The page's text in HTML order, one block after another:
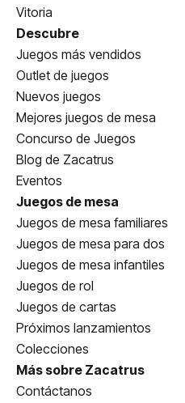
Vitoria
Descubre
Juegos más vendidos
Outlet de juegos
Nuevos juegos
Mejores juegos de mesa
Concurso de Juegos
Blog de Zacatrus
Eventos
Juegos de mesa
Juegos de mesa familiares
Juegos de mesa para dos
Juegos de mesa infantiles
Juegos de rol
Juegos de cartas
Próximos lanzamientos
Colecciones
Más sobre Zacatrus
Contáctanos